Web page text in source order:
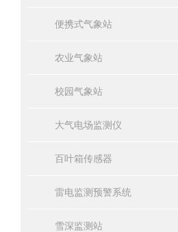
便携式气象站
农业气象站
校园气象站
大气电场监测仪
百叶箱传感器
雷电监测预警系统
雪深监测站